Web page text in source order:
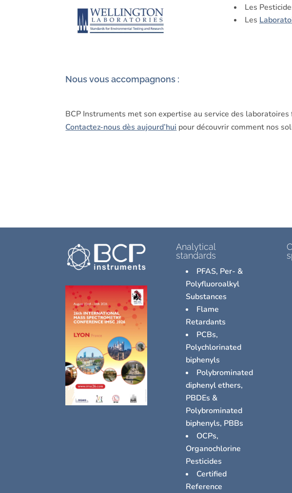
Les
Les
Nous vous accompagnons :
BCP Instruments met son expertise au service des
Contactez-nous dès aujourd’hui pour découvrir comment nos
Analytical
standards
PFAS, Per- &
Polyfluoroalkyl
Substances
Flame
Retardants
PCBs,
Polychlorinated
biphenyls
Polybrominated
diphenyl ethers,
PBDEs &
Polybrominated
biphenyls, PBBs
OCPs,
Organochlorine
Pesticides
Certified
Reference